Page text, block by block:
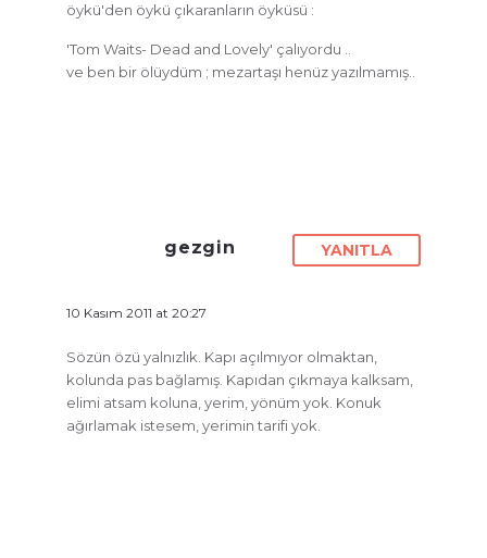
öykü'den öykü çıkaranların öyküsü :
'Tom Waits- Dead and Lovely' çalıyordu ..
ve ben bir ölüydüm ; mezartaşı henüz yazılmamış..
gezgin
10 Kasım 2011 at 20:27
YANITLA
Sözün özü yalnızlık. Kapı açılmıyor olmaktan,
kolunda pas bağlamış. Kapıdan çıkmaya kalksam,
elimi atsam koluna, yerim, yönüm yok. Konuk
ağırlamak istesem, yerimin tarifi yok.